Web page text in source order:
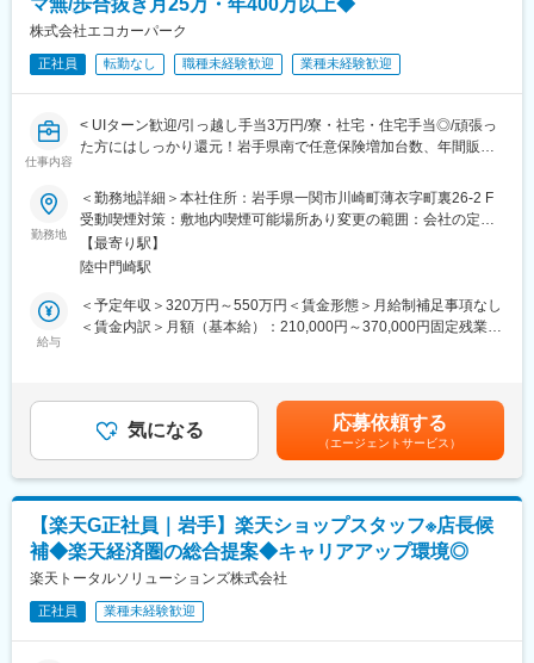
入社後1年で店長昇格を目指していただきます。
■組織構成：
1店舗あたり店長1名、スタッフ5～15名で運営。チームワークを
重視し相談しやすい環境◎
変更の範囲：会社の定める業務
※独り立ちには目安半年を予定しております。
■配属先について
希望を十分に考慮の上、決定いたします。
地をお出しいただくことが可能です。
店舗状況にもよりますが、希望勤務地での就業が叶うことが多
環境を整備しています。
なお、仮に転居が必要となった際も、社員寮があり、月1000円の
自己負担となるため、会社からの支援・補助も手厚いのが特徴で
す。
■キャリアパス
メンバー→主任→副工場長→工場長
アップできる環境です。
■同社の安定性
同社は業界のリードカンパニーとして、常に業界のパイオニアと
客様からの支持も絶大です。
すでに国内で約300店舗を展開、売上高も年々更新し続けてお
り、全国のお客様へ誰もが自由に愛車を選び、安心して楽しめる
拡大を目指し、安定した経営を継続していきます。
マ無/歩合抜き月25万・年400万以上◆
株式会社エコカーパーク
正社員 転勤なし 職種未経験歓迎 業種未経験歓迎
仕事内容
< UIターン歓迎/引っ越し手当3万円/寮・社宅・住宅手当◎/頑張っ
た方にはしっかり還元！岩手県南で任意保険増加台数、年間販売
■ポジション概要：
以下2ポジションが対象となります。
・保険営業：
自動車購入のために来場したお客様への任意保険のご提案が主な
業務です。反響営業のみです。
・自動車や車検の営業：
◎取扱保険会社：
あいおいニッセイ同和損保、損保ジャパン日本興亜、東京海上日
■キャリアパス：ご入社後はマネジメント職へのキャリアパスがご
ざいます。入社後2年程度で営業職から取締役まで昇格した方もお
り、年齢ではなく実績等に応じてキャリアアップできる環境で
す。
■社長様の想い：「一関で一番給与水準の高い会社」を創ります。
お客様満足度＝給与だと思います。
勤務地
＜勤務地詳細＞本社住所：岩手県一関市川崎町薄衣字町裏26-2 F
受動喫煙対策：敷地内喫煙可能場所あり変更の範囲：会社の定め
る事業所
【最寄り駅】
陸中門崎駅
給与
＜予定年収＞320万円～550万円＜賃金形態＞月給制補足事項なし
＜賃金内訳＞月額（基本給）：210,000円～370,000円固定残業手
は資格・経験年数を踏まえて決定■昇給：年2回※平均5,000円程度
（評価・実績による。最高87,000円）■賞与：年2回※計3.5ヶ月分
（過去実績）■年収例：420万円（33歳 中途入社3年目）賃金は
あくまでも目安の金額であり、選考を通じて上下する可能性があ
ります。月給(月額)は固定手当を含めた表記です。
気になる 応募依頼する
（エージェントサービス）
【楽天G正社員｜岩手】楽天ショップスタッフ※店長候
補◆楽天経済圏の総合提案◆キャリアアップ環境◎
楽天トータルソリューションズ株式会社
正社員 業種未経験歓迎